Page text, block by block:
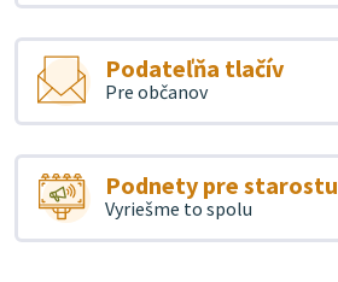
Podateľňa tlačív
Pre občanov
Podnety pre starostu
Vyriešme to spolu